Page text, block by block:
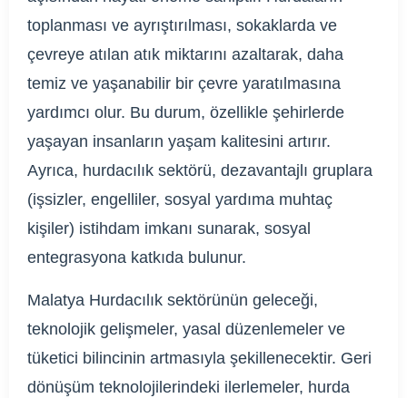
toplanması ve ayrıştırılması, sokaklarda ve
çevreye atılan atık miktarını azaltarak, daha
temiz ve yaşanabilir bir çevre yaratılmasına
yardımcı olur. Bu durum, özellikle şehirlerde
yaşayan insanların yaşam kalitesini artırır.
Ayrıca, hurdacılık sektörü, dezavantajlı gruplara
(işsizler, engelliler, sosyal yardıma muhtaç
kişiler) istihdam imkanı sunarak, sosyal
entegrasyona katkıda bulunur.
Malatya Hurdacılık sektörünün geleceği,
teknolojik gelişmeler, yasal düzenlemeler ve
tüketici bilincinin artmasıyla şekillenecektir. Geri
dönüşüm teknolojilerindeki ilerlemeler, hurda